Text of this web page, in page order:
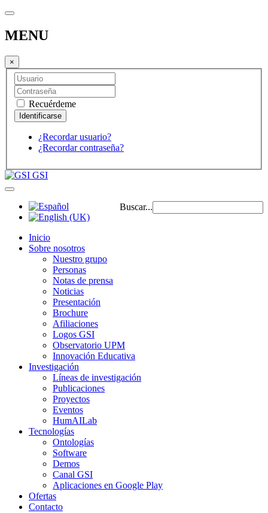
MENU
×
Recuérdeme
¿Recordar usuario?
¿Recordar contraseña?
GSI
Buscar...
Inicio
Sobre nosotros
Nuestro grupo
Personas
Notas de prensa
Noticias
Presentación
Brochure
Afiliaciones
Logos GSI
Observatorio UPM
Innovación Educativa
Investigación
Líneas de investigación
Publicaciones
Proyectos
Eventos
HumAILab
Tecnologías
Ontologías
Software
Demos
Canal GSI
Aplicaciones en Google Play
Ofertas
Contacto